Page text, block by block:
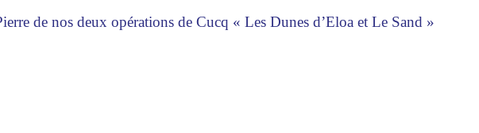
de nos deux opérations de Cucq « Les Dunes d’Eloa et Le Sand »